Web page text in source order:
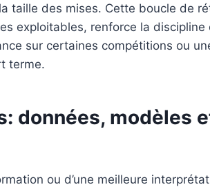
taille des mises. Cette boucle de
exploitables, renforce la
sur certaines compétitions ou
terme.
données, modèles
ou d’une meilleure